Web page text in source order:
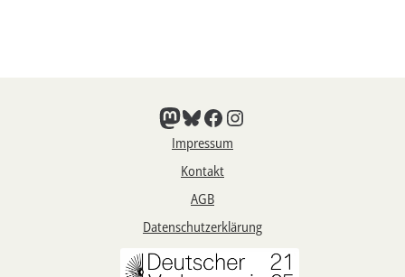
Mastodon
Bluesky
Facebook
Instagram
Impressum
Kontakt
AGB
Datenschutzerklärung